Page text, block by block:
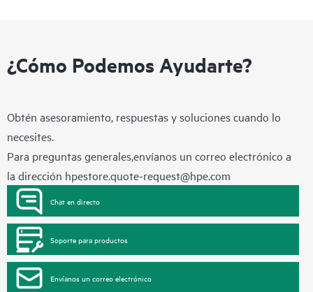
¿Cómo Podemos Ayudarte?
Obtén asesoramiento, respuestas y soluciones cuando lo
necesites.
Para preguntas generales,envíanos un correo electrónico a
la dirección hpestore.quote-request@hpe.com
Chat en directo
Soporte para productos
Envíanos un correo electrónico